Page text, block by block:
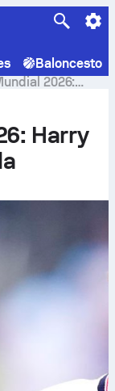
Baloncesto
2026:
25/26
Harry